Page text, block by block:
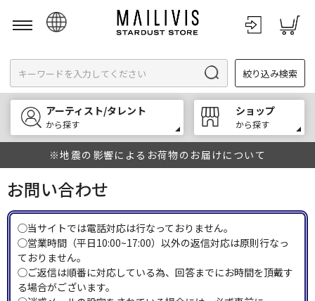
English
한국어
中文
絞り込み検索
アーティスト/タレント
から探す
ショップ
から探す
※地震の影響によるお荷物のお届けについて
お問い合わせ
◯当サイトでは電話対応は行なっておりません。
◯営業時間（平日10:00~17:00）以外の返信対応は原則行なっ
ておりません。
◯ご返信は順番に対応している為、回答までにお時間を頂戴す
る場合がございます。